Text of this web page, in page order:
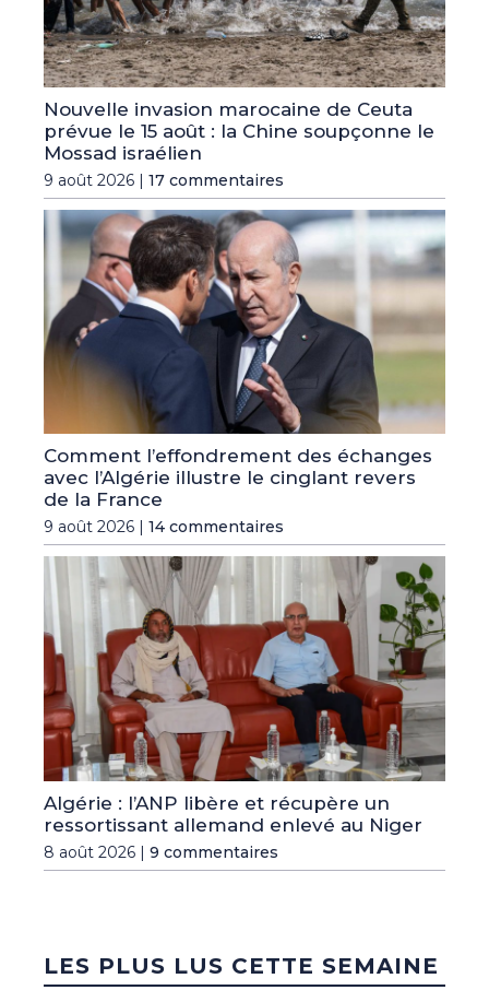
Nouvelle invasion marocaine de Ceuta
prévue le 15 août : la Chine soupçonne le
Mossad israélien
9 août 2026 | 17 commentaires
Comment l’effondrement des échanges
avec l’Algérie illustre le cinglant revers
de la France
9 août 2026 | 14 commentaires
Algérie : l’ANP libère et récupère un
ressortissant allemand enlevé au Niger
8 août 2026 | 9 commentaires
LES PLUS LUS CETTE SEMAINE